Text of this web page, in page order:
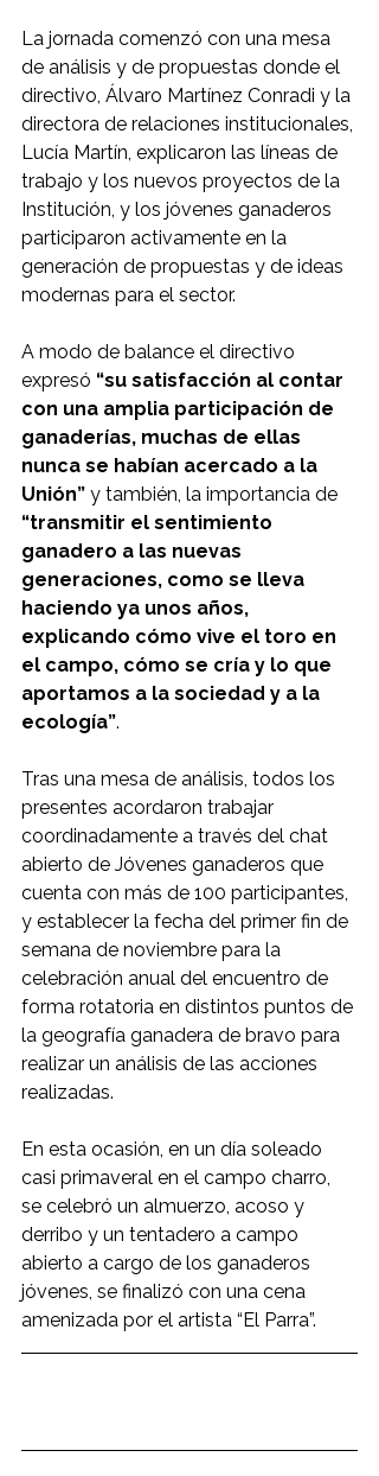
La jornada comenzó con una mesa
de análisis y de propuestas donde el
directivo, Álvaro Martínez Conradi y la
directora de relaciones institucionales,
Lucía Martín, explicaron las líneas de
trabajo y los nuevos proyectos de la
Institución, y los jóvenes ganaderos
participaron activamente en la
generación de propuestas y de ideas
modernas para el sector.
A modo de balance el directivo
expresó “su satisfacción al contar
con una amplia participación de
ganaderías, muchas de ellas
nunca se habían acercado a la
Unión” y también, la importancia de
“transmitir el sentimiento
ganadero a las nuevas
generaciones, como se lleva
haciendo ya unos años,
explicando cómo vive el toro en
el campo, cómo se cría y lo que
aportamos a la sociedad y a la
ecología”.
Tras una mesa de análisis, todos los
presentes acordaron trabajar
coordinadamente a través del chat
abierto de Jóvenes ganaderos que
cuenta con más de 100 participantes,
y establecer la fecha del primer fin de
semana de noviembre para la
celebración anual del encuentro de
forma rotatoria en distintos puntos de
la geografía ganadera de bravo para
realizar un análisis de las acciones
realizadas.
En esta ocasión, en un día soleado
casi primaveral en el campo charro,
se celebró un almuerzo, acoso y
derribo y un tentadero a campo
abierto a cargo de los ganaderos
jóvenes, se finalizó con una cena
amenizada por el artista “El Parra”.